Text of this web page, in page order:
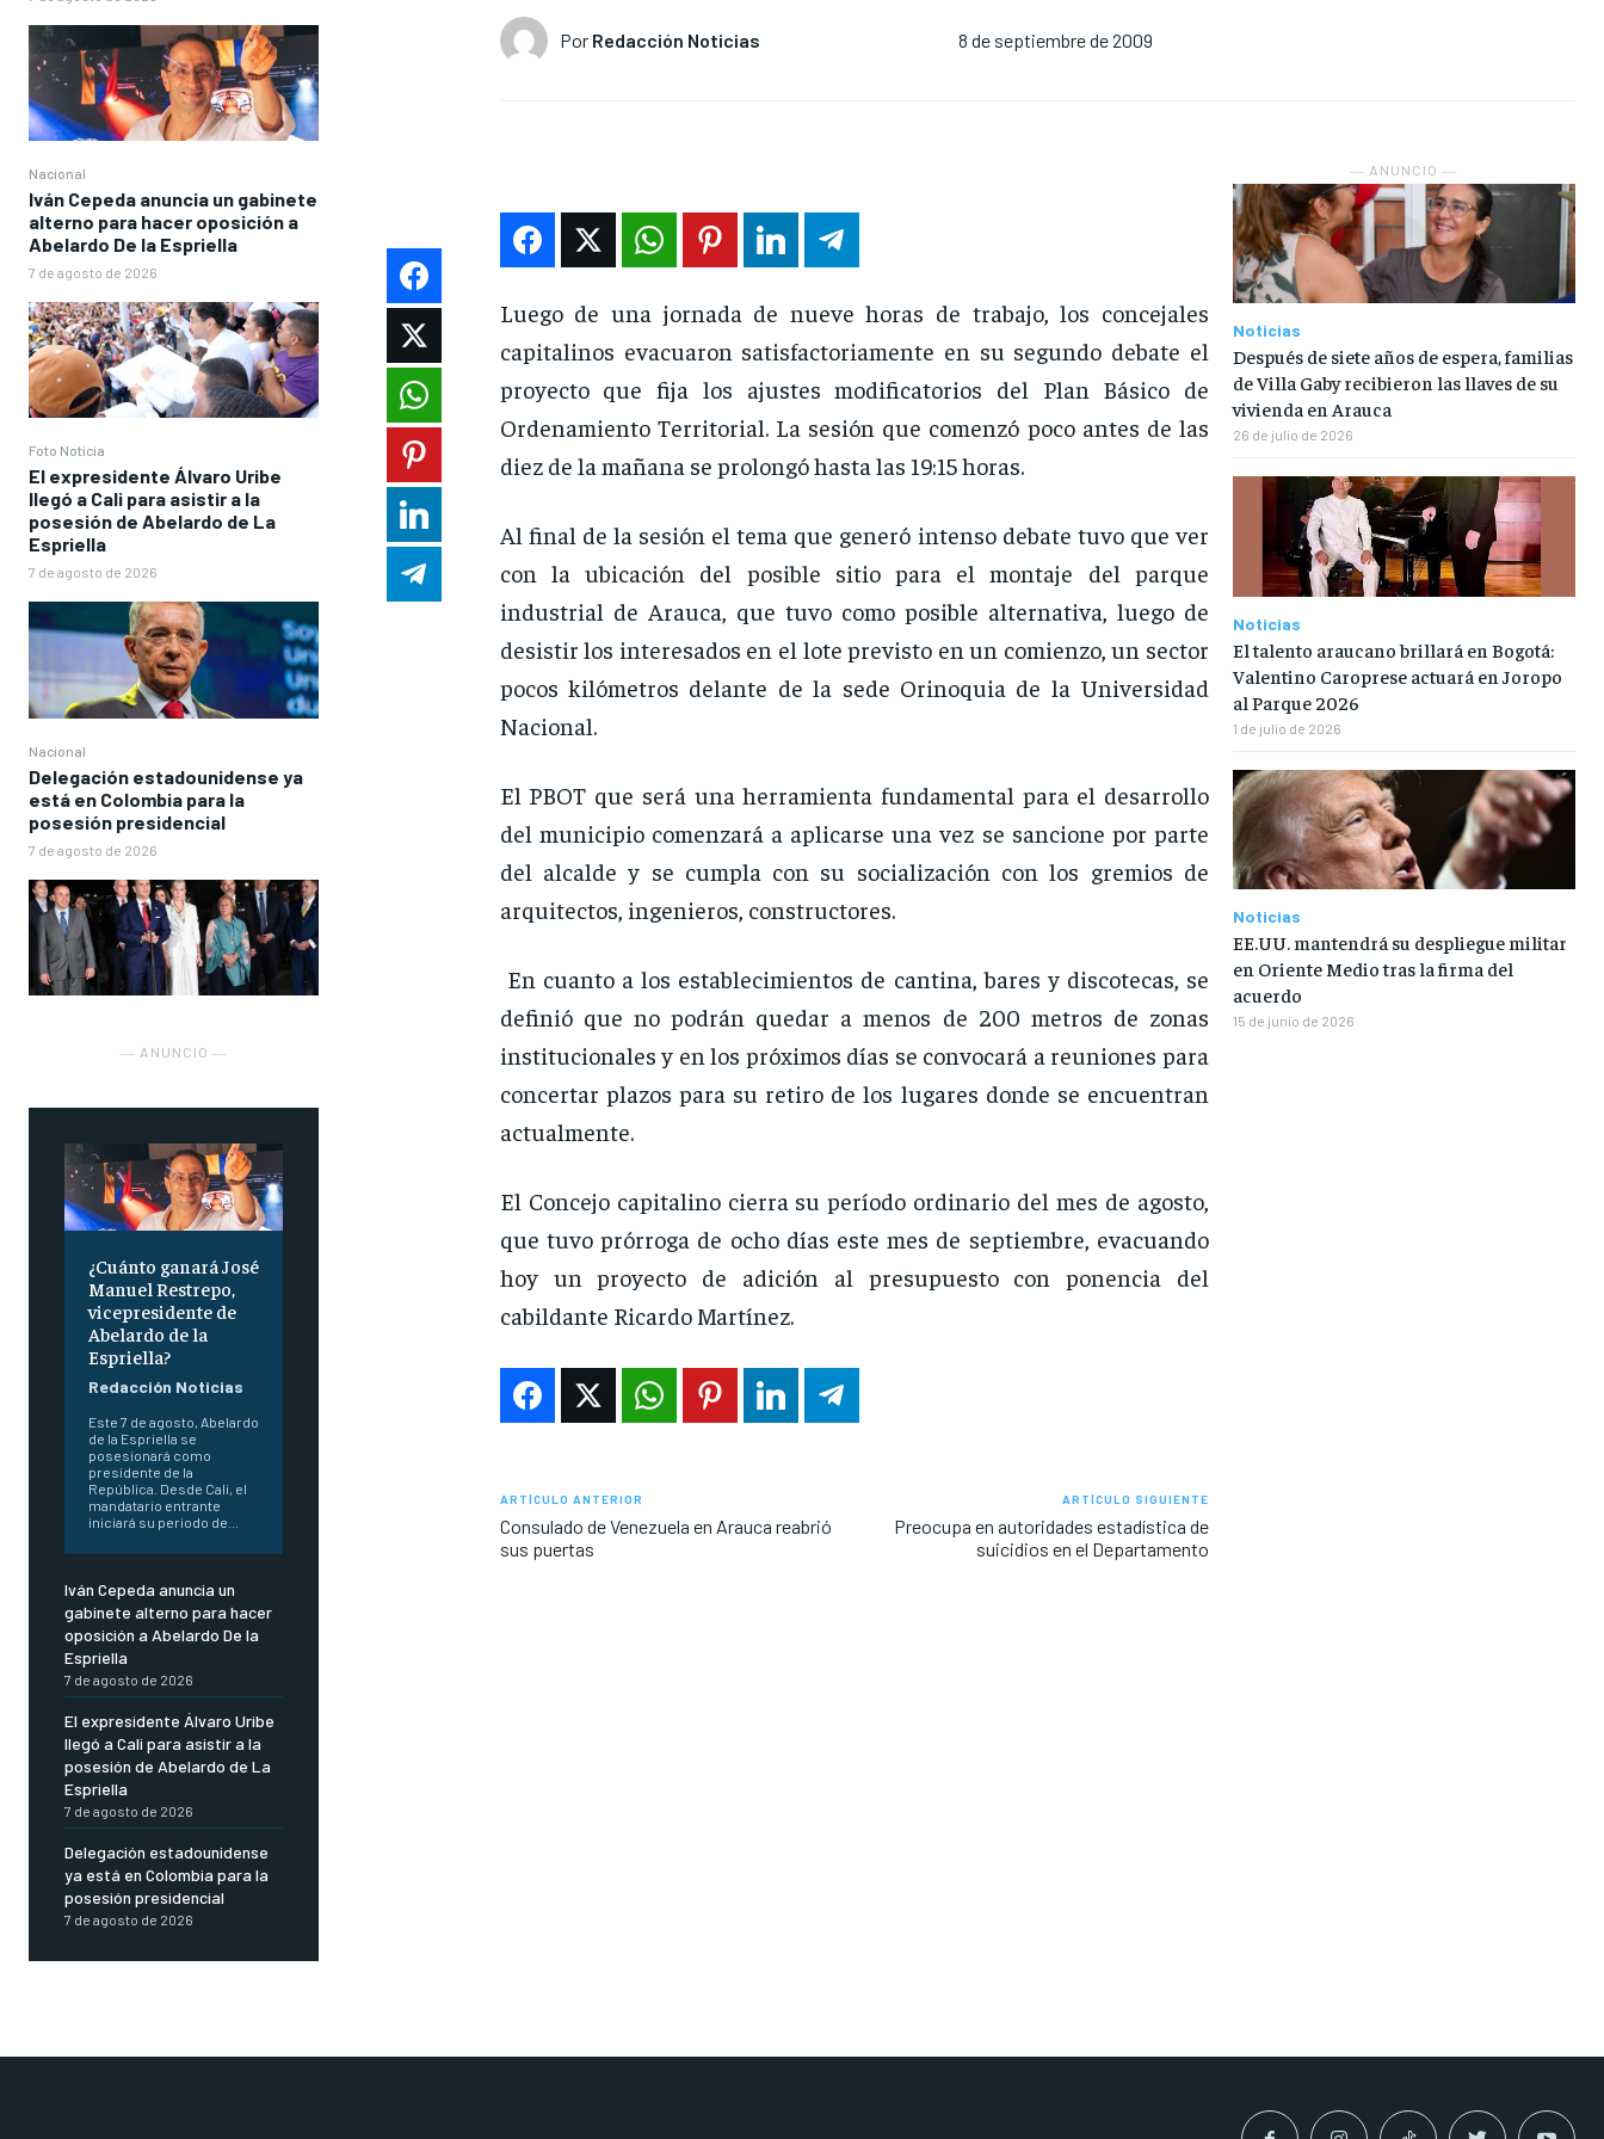
Nacional
Iván Cepeda anuncia un gabinete
alterno para hacer oposición a
Abelardo De la Espriella
7 de agosto de 2026
Foto Noticia
El expresidente Álvaro Uribe
llegó a Cali para asistir a la
posesión de Abelardo de La
Espriella
7 de agosto de 2026
Nacional
Delegación estadounidense ya
está en Colombia para la
posesión presidencial
7 de agosto de 2026
― ANUNCIO ―
¿Cuánto ganará José
Manuel Restrepo,
vicepresidente de
Abelardo de la
Espriella?
Redacción Noticias
Este 7 de agosto, Abelardo
de la Espriella se
posesionará como
presidente de la
República. Desde Cali, el
mandatario entrante
iniciará su periodo de...
Iván Cepeda anuncia un
gabinete alterno para hacer
oposición a Abelardo De la
Espriella
7 de agosto de 2026
El expresidente Álvaro Uribe
llegó a Cali para asistir a la
posesión de Abelardo de La
Espriella
7 de agosto de 2026
Delegación estadounidense
ya está en Colombia para la
posesión presidencial
7 de agosto de 2026
Por Redacción Noticias 8 de septiembre de 2009
Luego de una jornada de nueve horas de trabajo, los concejales
capitalinos evacuaron satisfactoriamente en su segundo debate el
proyecto que fija los ajustes modificatorios del Plan Básico de
Ordenamiento Territorial. La sesión que comenzó poco antes de las
diez de la mañana se prolongó hasta las 19:15 horas.
Al final de la sesión el tema que generó intenso debate tuvo que ver
con la ubicación del posible sitio para el montaje del parque
industrial de Arauca, que tuvo como posible alternativa, luego de
desistir los interesados en el lote previsto en un comienzo, un sector
pocos kilómetros delante de la sede Orinoquia de la Universidad
Nacional.
El PBOT que será una herramienta fundamental para el desarrollo
del municipio comenzará a aplicarse una vez se sancione por parte
del alcalde y se cumpla con su socialización con los gremios de
arquitectos, ingenieros, constructores.
En cuanto a los establecimientos de cantina, bares y discotecas, se
definió que no podrán quedar a menos de 200 metros de zonas
institucionales y en los próximos días se convocará a reuniones para
concertar plazos para su retiro de los lugares donde se encuentran
actualmente.
El Concejo capitalino cierra su período ordinario del mes de agosto,
que tuvo prórroga de ocho días este mes de septiembre, evacuando
hoy un proyecto de adición al presupuesto con ponencia del
cabildante Ricardo Martínez.
ARTÍCULO ANTERIOR
Consulado de Venezuela en Arauca reabrió
sus puertas
ARTÍCULO SIGUIENTE
Preocupa en autoridades estadística de
suicidios en el Departamento
― ANUNCIO ―
Noticias
Después de siete años de espera, familias
de Villa Gaby recibieron las llaves de su
vivienda en Arauca
26 de julio de 2026
Noticias
El talento araucano brillará en Bogotá:
Valentino Caroprese actuará en Joropo
al Parque 2026
1 de julio de 2026
Noticias
EE.UU. mantendrá su despliegue militar
en Oriente Medio tras la firma del
acuerdo
15 de junio de 2026